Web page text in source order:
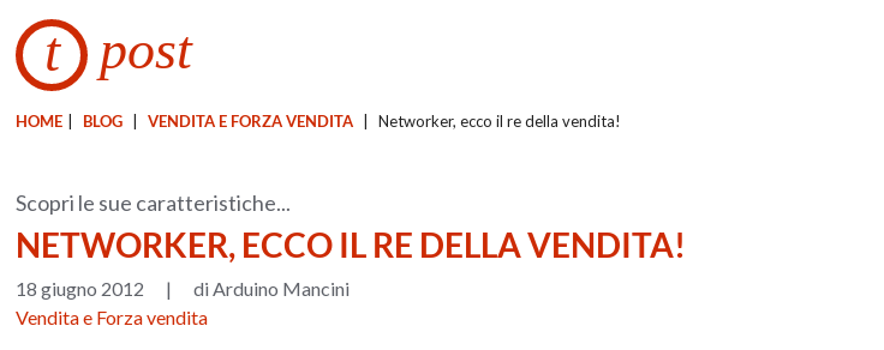
t post
HOME BLOG VENDITA E FORZA VENDITA Networker, ecco il re della vendita!
Scopri le sue caratteristiche...
NETWORKER, ECCO IL RE DELLA VENDITA!
18 giugno 2012 |
di Arduino Mancini
Vendita e Forza vendita